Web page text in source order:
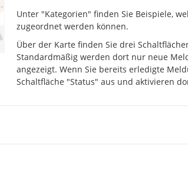
Unter "Kategorien" finden Sie Beispiele,
zugeordnet werden können.
Über der Karte finden Sie drei
Standardmäßig werden dort nur neue
angezeigt. Wenn Sie bereits erledigte
Schaltfläche "Status" aus und aktivieren